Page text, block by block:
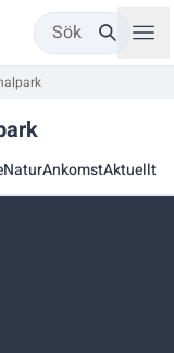
Sök
NaturAnkomstAktuellt